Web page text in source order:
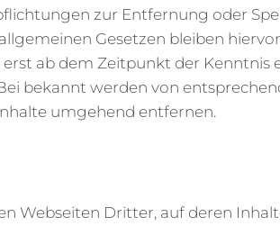
zur Entfernung oder
Gesetzen bleiben
ab dem Zeitpunkt der Kenntnis
bekannt werden von
umgehend entfernen.
Webseiten Dritter, auf deren